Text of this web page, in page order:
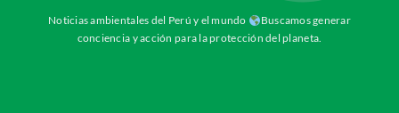
Noticias ambientales del Perú y el mundo
Buscamos generar
conciencia y acción para la protección del planeta.